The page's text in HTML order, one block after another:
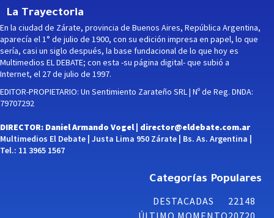
La Trayectoria
En la ciudad de Zárate, provincia de Buenos Aires, República Argentina,
aparecía el 1° de julio de 1900, con su edición impresa en papel, lo que
sería, casi un siglo después, la base fundacional de lo que hoy es
Multimedios EL DEBATE; con esta -su página digital- que subió a
Internet, el 27 de julio de 1997.
EDITOR-PROPIETARIO: Un Sentimiento Zarateño SRL | Nº de Reg. DNDA:
79707292
DIRECTOR: Daniel Armando Vogel | director@eldebate.com.ar
Multimedios El Debate | Justa Lima 950 Zárate | Bs. As. Argentina |
Tel.: 11 3965 1567
Categorías Populares
DESTACADAS
22148
ÚLTIMO MOMENTO20720